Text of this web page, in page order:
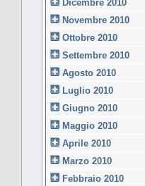
Dicembre 2010
Novembre 2010
Ottobre 2010
Settembre 2010
Agosto 2010
Luglio 2010
Giugno 2010
Maggio 2010
Aprile 2010
Marzo 2010
Febbraio 2010